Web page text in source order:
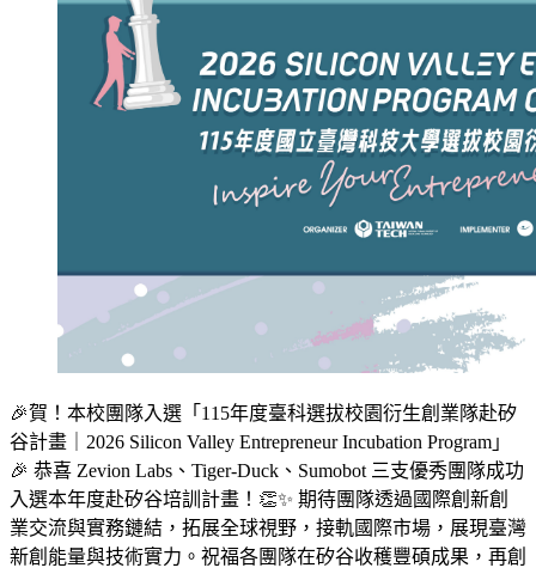
🎉賀！本校團隊入選「115年度臺科選拔校園衍生創業隊赴矽
谷計畫｜2026 Silicon Valley Entrepreneur Incubation Program」
🎉 恭喜 Zevion Labs、Tiger-Duck、Sumobot 三支優秀團隊成功
入選本年度赴矽谷培訓計畫！👏✨ 期待團隊透過國際創新創
業交流與實務鏈結，拓展全球視野，接軌國際市場，展現臺灣
新創能量與技術實力。祝福各團隊在矽谷收穫豐碩成果，再創